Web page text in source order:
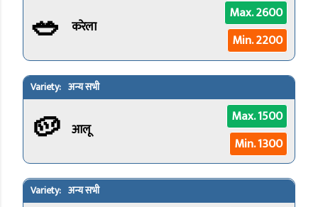
🥗 करेला
Max. 2600
Min. 2200
अन्य सभी
🥔 आलू
Max. 1500
Min. 1300
अन्य सभी